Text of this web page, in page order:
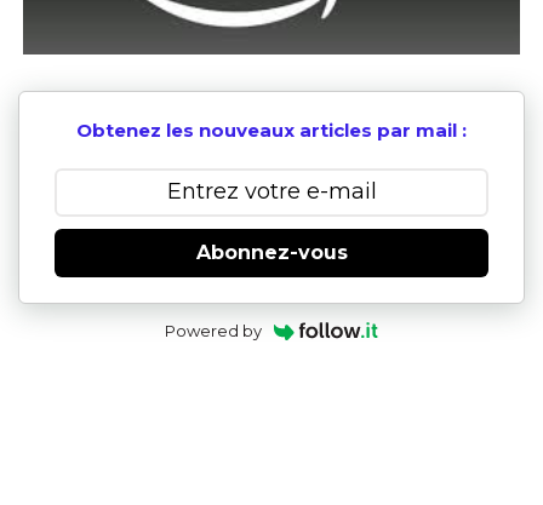
Obtenez les nouveaux articles par mail :
Abonnez-vous
Powered by